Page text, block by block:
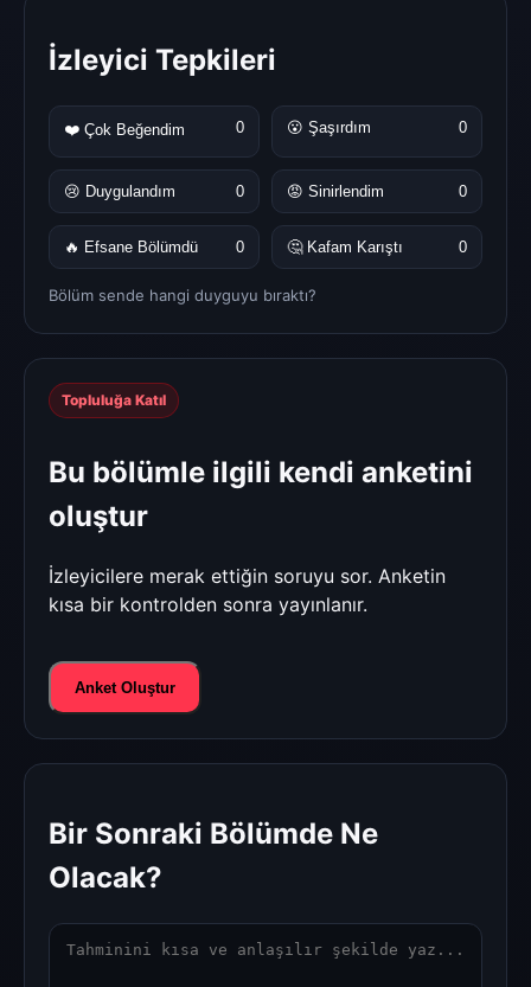
İzleyici Tepkileri
❤️ Çok Beğendim 0 😮 Şaşırdım 0
😢 Duygulandım 0 😡 Sinirlendim 0
🔥 Efsane Bölümdü 0 🤔 Kafam Karıştı 0
Bölüm sende hangi duyguyu bıraktı?
Topluluğa Katıl
Bu bölümle ilgili kendi anketini
oluştur
İzleyicilere merak ettiğin soruyu sor. Anketin
kısa bir kontrolden sonra yayınlanır.
Anket Oluştur
Bir Sonraki Bölümde Ne
Olacak?